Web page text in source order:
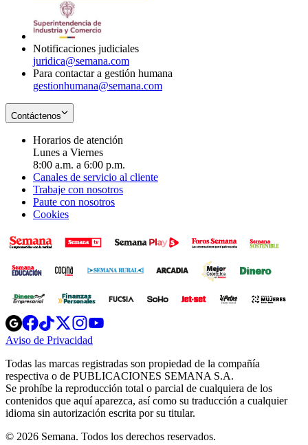
Notificaciones judiciales
juridica@semana.com
Para contactar a gestión humana
gestionhumana@semana.com
Contáctenos
Horarios de atención
Lunes a Viernes
8:00 a.m. a 6:00 p.m.
Canales de servicio al cliente
Trabaje con nosotros
Paute con nosotros
Cookies
Opens
in
new
Opens
in
new
Opens
in
new
window
Opens
new
windowwindow
Aviso de Privacidad
new
window
Todas las marcas registradas son propiedad de la compañía
respectiva o de PUBLICACIONES SEMANA S.A.
Se prohíbe la reproducción total o parcial de cualquiera de los
contenidos que aquí aparezca, así como su traducción a cualquier
idioma sin autorización escrita por su titular.
© 2026 Semana. Todos los derechos reservados.